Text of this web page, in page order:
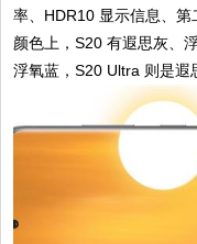
率、HDR10 显示信息、第
颜色上，S20 有遐思灰、
浮氧蓝，S20 Ultra 则是遐